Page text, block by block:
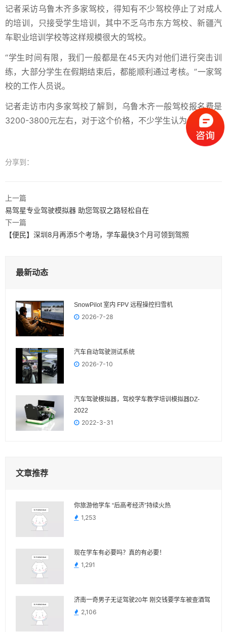
记者采访乌鲁木齐多家驾校，得知有不少驾校停止了对成人
的培训，只接受学生培训，其中不乏乌市东方驾校、新疆汽
车职业培训学校等这样规模很大的驾校。
“学生时间有限，我们一般都是在45天内对他们进行突击训
练，大部分学生在假期结束后，都能顺利通过考核。”一家驾
校的工作人员说。
记者走访市内多家驾校了解到，乌鲁木齐一般驾校报名费是
3200-3800元左右，对于这个价格，不少学生认为值得。
分享到：
上一篇
易驾星专业驾驶模拟器 助您驾驭之路轻松自在
下一篇
【便民】深圳8月再添5个考场，学车最快3个月可领到驾照
最新动态
SnowPilot 室内 FPV 远程操控扫雪机
2026-7-28
汽车自动驾驶测试系统
2026-7-10
汽车驾驶模拟器，驾校学车教学培训模拟器DZ-
2022
2022-3-31
文章推荐
你旅游他学车 “后高考经济”持续火热
1,253
现在学车有必要吗？真的有必要！
1,291
济南一奇男子无证驾驶20年 刚交钱要学车被查酒驾
2,106